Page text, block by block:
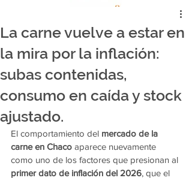
La carne vuelve a estar en
la mira por la inflación:
subas contenidas,
consumo en caída y stock
ajustado.
El comportamiento del mercado de la
carne en Chaco aparece nuevamente
como uno de los factores que presionan al
primer dato de inflación del 2026, que el